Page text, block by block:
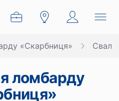
«Скарбниця»
ломбарду